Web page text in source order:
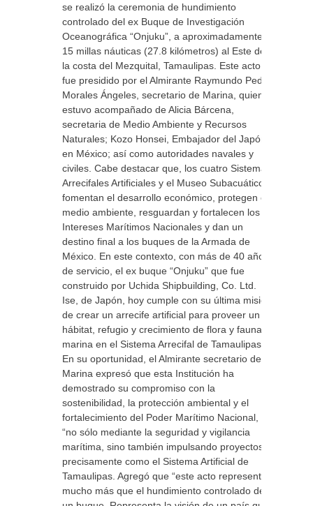
se realizó la ceremonia de hundimiento
controlado del ex Buque de Investigación
Oceanográfica “Onjuku”, a aproximadamente
15 millas náuticas (27.8 kilómetros) al Este de
la costa del Mezquital, Tamaulipas. Este acto
fue presidido por el Almirante Raymundo Pedro
Morales Ángeles, secretario de Marina, quien
estuvo acompañado de Alicia Bárcena,
secretaria de Medio Ambiente y Recursos
Naturales; Kozo Honsei, Embajador del Japón
en México; así como autoridades navales y
civiles. Cabe destacar que, los cuatro Sistemas
Arrecifales Artificiales y el Museo Subacuático
fomentan el desarrollo económico, protegen el
medio ambiente, resguardan y fortalecen los
Intereses Marítimos Nacionales y dan un
destino final a los buques de la Armada de
México. En este contexto, con más de 40 años
de servicio, el ex buque “Onjuku” que fue
construido por Uchida Shipbuilding, Co. Ltd.
Ise, de Japón, hoy cumple con su última misión
de crear un arrecife artificial para proveer un
hábitat, refugio y crecimiento de flora y fauna
marina en el Sistema Arrecifal de Tamaulipas.
En su oportunidad, el Almirante secretario de
Marina expresó que esta Institución ha
demostrado su compromiso con la
sostenibilidad, la protección ambiental y el
fortalecimiento del Poder Marítimo Nacional,
“no sólo mediante la seguridad y vigilancia
marítima, sino también impulsando proyectos
precisamente como el Sistema Artificial de
Tamaulipas. Agregó que “este acto representa
mucho más que el hundimiento controlado de